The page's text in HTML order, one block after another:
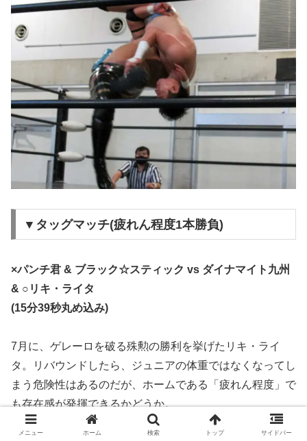
▼タッグマッチ(疲れん程度1本勝負)
×パンチ君 & ブラック☆スティック vs ダイナマイト九州
& ○リキ・ライタ
(15分39秒丸め込み)
7月に、ゲレーロを破る殊勲の勝利を挙げたリキ・ライ
タ。リバウンドしたら、ジュニアの体重ではなくなってし
まう危険性はあるのだが、ホームである「疲れん程度」で
も存在感が発揮できるかどうか。
メニュー ホーム 検索 トップ サイドバー